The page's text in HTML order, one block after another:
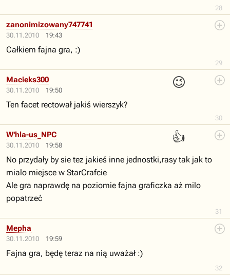
28
30.11.2010 19:43
29
zanonimizowany747741
Całkiem fajna gra, :)
30.11.2010 19:50
😉
30
Macieks300
Ten facet rectował jakiś wierszyk?
30.11.2010 19:58
👍
31
W'hla-us_NPC
No przydały by sie tez jakieś inne jednostki,rasy tak jak to
mialo miejsce w StarCrafcie
Ale gra naprawdę na poziomie fajna graficzka aż milo
popatrzeć
30.11.2010 19:59
32
Mepha
Fajna gra, będę teraz na nią uważał :)